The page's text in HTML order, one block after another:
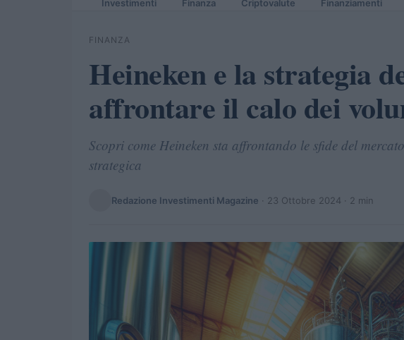
Investimenti Finanza Criptovalute Finanziamenti
FINANZA
Heineken e la strategia
affrontare il calo dei
Scopri come Heineken sta affrontando le sfide del
strategica
Redazione Investimenti Magazine · 23 Ottobre 2024 · 2 min